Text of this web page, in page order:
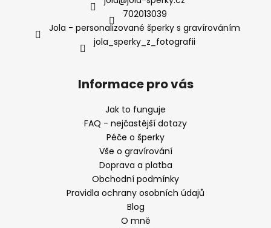
u
702013039
Jola - personalizované šperky s gravírováním
jola_sperky_z_fotografii
Informace pro vás
Jak to funguje
FAQ - nejčastější dotazy
Péče o šperky
Vše o gravírování
Doprava a platba
Obchodní podmínky
Pravidla ochrany osobních údajů
Blog
O mně